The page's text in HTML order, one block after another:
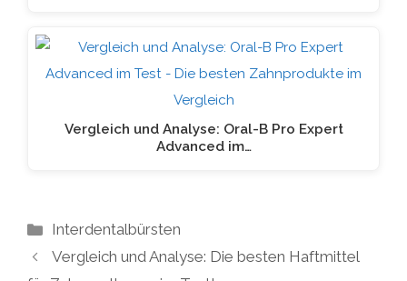
Vergleich und Analyse: Oral-B Pro Expert
Advanced im…
Kategorien
Interdentalbürsten
Vergleich und Analyse: Die besten Haftmittel